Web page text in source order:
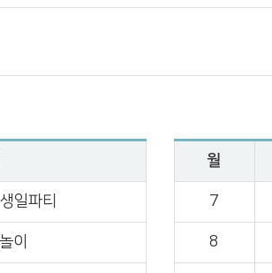
일파티
이
월
7
8